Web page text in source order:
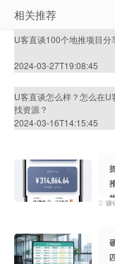
相关推荐
U客直谈100个地推项目分
2024-03-27T19:08:45
U客直谈怎么样？怎么在U
找资源？
2024-03-16T14:15:45
赚